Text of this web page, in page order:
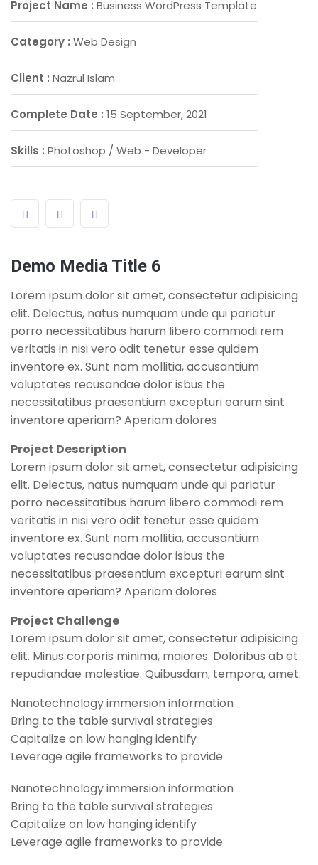
Project Name : Business WordPress Template
Category : Web Design
Client : Nazrul Islam
Complete Date : 15 September, 2021
Skills : Photoshop / Web - Developer
Demo Media Title 6
Lorem ipsum dolor sit amet, consectetur adipisicing
elit. Delectus, natus numquam unde qui pariatur
porro necessitatibus harum libero commodi rem
veritatis in nisi vero odit tenetur esse quidem
inventore ex. Sunt nam mollitia, accusantium
voluptates recusandae dolor isbus the
necessitatibus praesentium excepturi earum sint
inventore aperiam? Aperiam dolores
Project Description
Lorem ipsum dolor sit amet, consectetur adipisicing
elit. Delectus, natus numquam unde qui pariatur
porro necessitatibus harum libero commodi rem
veritatis in nisi vero odit tenetur esse quidem
inventore ex. Sunt nam mollitia, accusantium
voluptates recusandae dolor isbus the
necessitatibus praesentium excepturi earum sint
inventore aperiam? Aperiam dolores
Project Challenge
Lorem ipsum dolor sit amet, consectetur adipisicing
elit. Minus corporis minima, maiores. Doloribus ab et
repudiandae molestiae. Quibusdam, tempora, amet.
Nanotechnology immersion information
Bring to the table survival strategies
Capitalize on low hanging identify
Leverage agile frameworks to provide
Nanotechnology immersion information
Bring to the table survival strategies
Capitalize on low hanging identify
Leverage agile frameworks to provide